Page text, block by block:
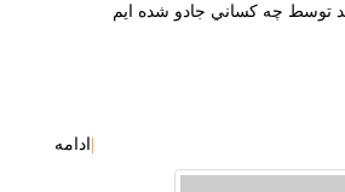
توسط چه كساني جادو شده ايم
|ادامه